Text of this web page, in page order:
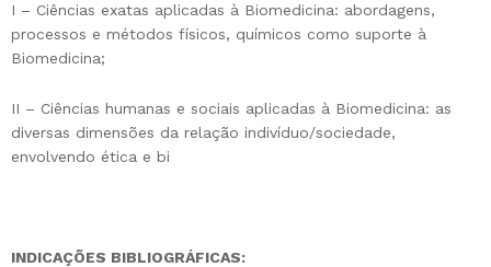
I – Ciências exatas aplicadas à Biomedicina: abordagens,
processos e métodos físicos, químicos como suporte à
Biomedicina;
II – Ciências humanas e sociais aplicadas à Biomedicina: as
diversas dimensões da relação indivíduo/sociedade,
envolvendo ética e bi
INDICAÇÕES BIBLIOGRÁFICAS: